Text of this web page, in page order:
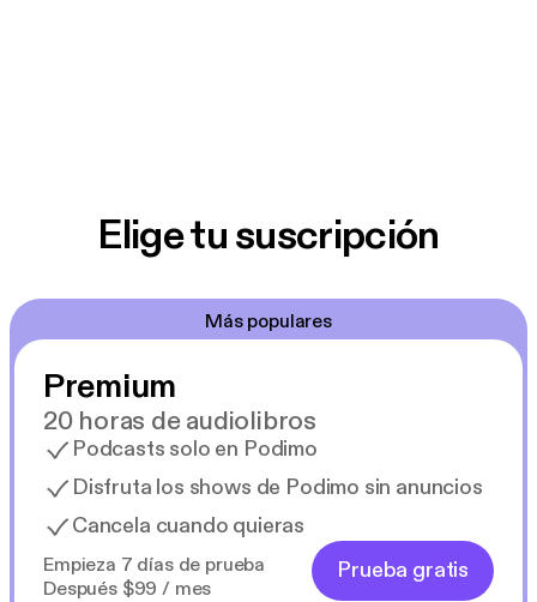
Elige tu suscripción
Más populares
Premium
20 horas de audiolibros
Podcasts solo en Podimo
Disfruta los shows de Podimo sin anuncios
Cancela cuando quieras
Empieza 7 días de prueba
Después $99 / mes
Prueba gratis